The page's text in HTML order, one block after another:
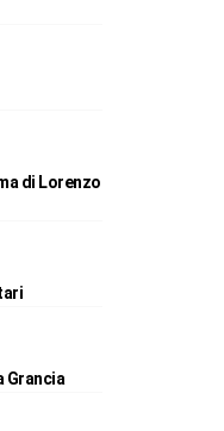
di Lorenzo
Grancia